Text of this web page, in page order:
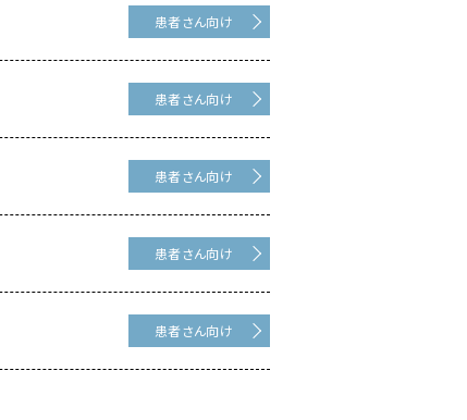
患者さん向け
患者さん向け
患者さん向け
患者さん向け
患者さん向け